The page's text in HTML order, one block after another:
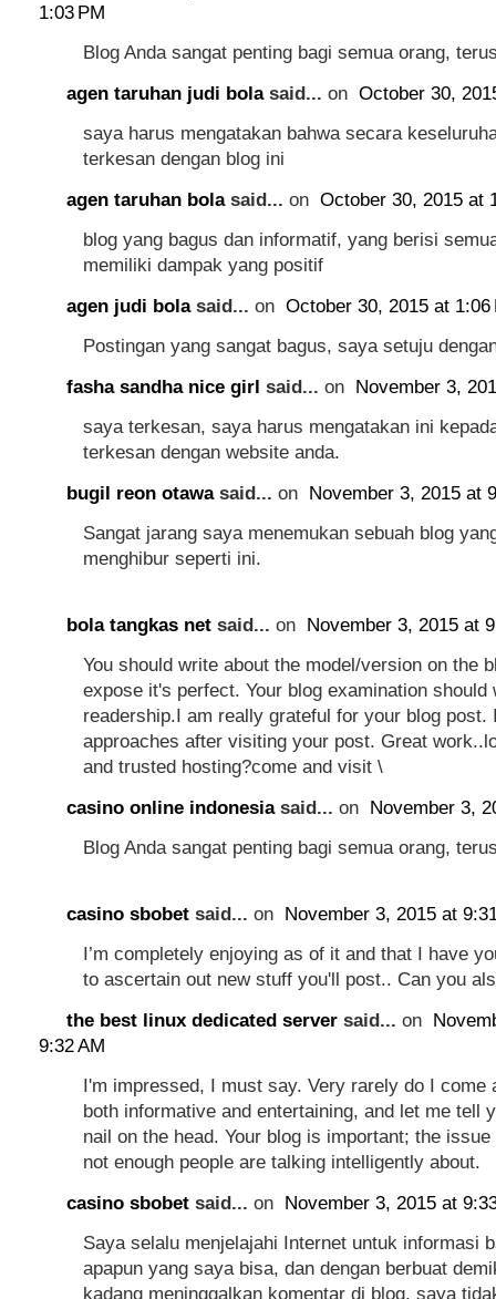
1:03 PM
Blog Anda sangat penting bagi semua orang,
agen taruhan judi bolasaid... on October 30,
saya harus mengatakan bahwa secara
terkesan dengan blog ini
agen taruhan bolasaid... on October 30, 2015 at
blog yang bagus dan informatif, yang berisi
memiliki dampak yang positif
agen judi bolasaid... on October 30, 2015 at 1:06
Postingan yang sangat bagus, saya setuju
fasha sandha nice girl said... on November 3,
saya terkesan, saya harus mengatakan ini
terkesan dengan website anda.
bugil reon otawasaid... on November 3, 2015 at
Sangat jarang saya menemukan sebuah blog
menghibur seperti ini.
bola tangkas net said... on November 3, 2015 at
You should write about the model/version on the
expose it's perfect. Your blog examination should
readership.I am really grateful for your blog post.
approaches after visiting your post. Great
and trusted hosting?come and visit \
casino online indonesiasaid... on November 3,
Blog Anda sangat penting bagi semua orang,
casino sbobet said... on November 3, 2015 at
I’m completely enjoying as of it and that I have
to ascertain out new stuff you'll post.. Can you
the best linux dedicated server said... on
9:32 AM
I'm impressed, I must say. Very rarely do I come
both informative and entertaining, and let me tell
nail on the head. Your blog is important; the
not enough people are talking intelligently about.
casino sbobet said... on November 3, 2015 at
Saya selalu menjelajahi Internet untuk informasi
apapun yang saya bisa, dan dengan berbuat
kadang meninggalkan komentar di blog. saya